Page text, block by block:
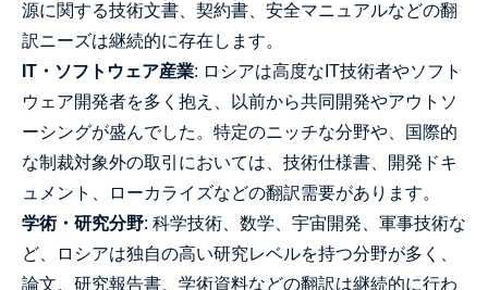
源に関する技術文書、契約書、安全マニュアルなどの翻
訳ニーズは継続的に存在します。
IT・ソフトウェア産業: ロシアは高度なIT技術者やソフト
ウェア開発者を多く抱え、以前から共同開発やアウトソ
ーシングが盛んでした。特定のニッチな分野や、国際的
な制裁対象外の取引においては、技術仕様書、開発ドキ
ュメント、ローカライズなどの翻訳需要があります。
学術・研究分野: 科学技術、数学、宇宙開発、軍事技術な
ど、ロシアは独自の高い研究レベルを持つ分野が多く、
論文、研究報告書、学術資料などの翻訳は継続的に行わ